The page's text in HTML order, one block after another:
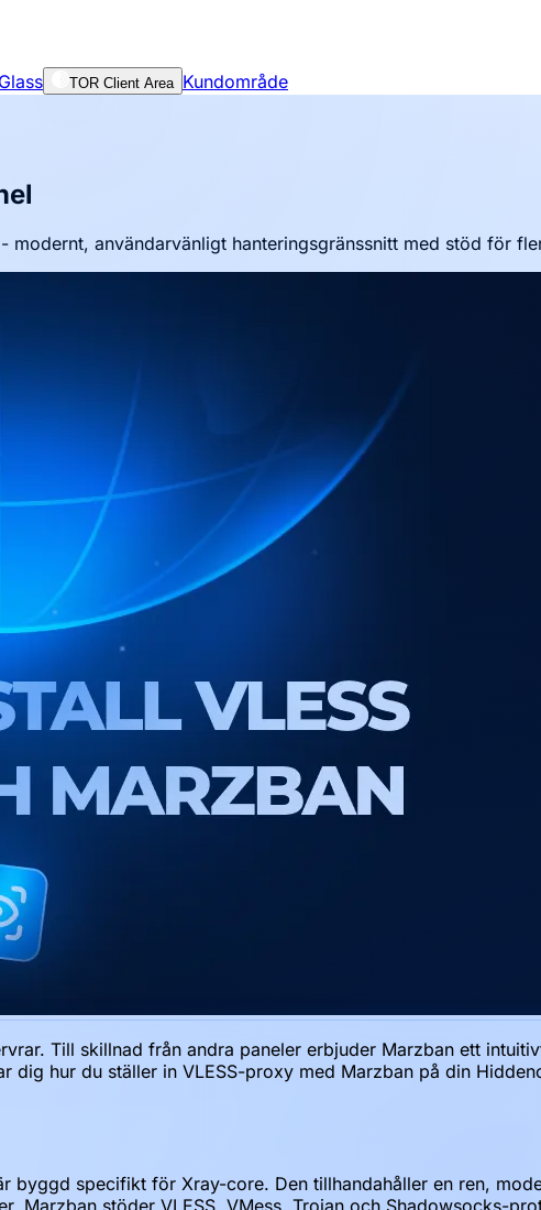
TOR Client Area Kundområde
användarvänligt hanteringsgränssnitt med stöd för
Till skillnad från andra paneler erbjuder Marzban ett
hur du ställer in VLESS-proxy med Marzban på din
specifikt för Xray-core. Den tillhandahåller en ren,